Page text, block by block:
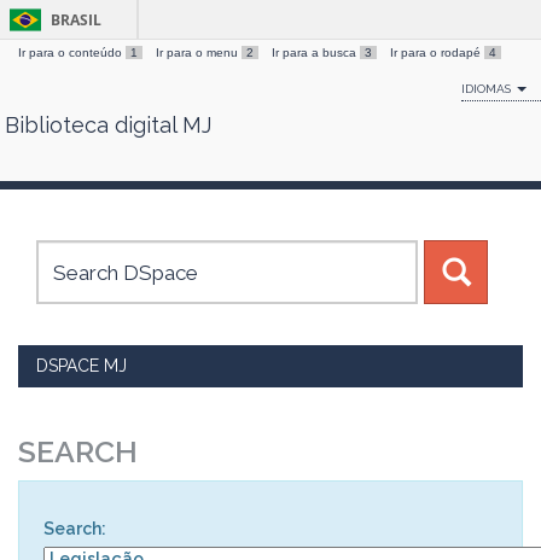
Skip
BRASIL
Ir para o conteúdo 1 Ir para o menu 2 Ir para a busca 3 Ir para o rodapé 4
IDIOMAS
Biblioteca digital MJ
DSPACE MJ
SEARCH
Search: